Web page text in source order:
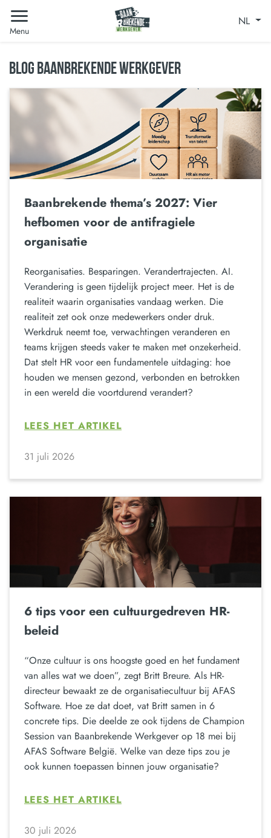
Menu
NL
BLOG BAANBREKENDE WERKGEVER
Baanbrekende thema’s 2027: Vier
hefbomen voor de antifragiele
organisatie
Reorganisaties. Besparingen. Verandertrajecten. AI.
Verandering is geen tijdelijk project meer. Het is de
realiteit waarin organisaties vandaag werken. Die
realiteit zet ook onze medewerkers onder druk.
Werkdruk neemt toe, verwachtingen veranderen en
teams krijgen steeds vaker te maken met onzekerheid.
Dat stelt HR voor een fundamentele uitdaging: hoe
houden we mensen gezond, verbonden en betrokken
in een wereld die voortdurend verandert?
LEES HET ARTIKEL
31 juli 2026
6 tips voor een cultuurgedreven HR-
beleid
“Onze cultuur is ons hoogste goed en het fundament
van alles wat we doen”, zegt Britt Breure. Als HR-
directeur bewaakt ze de organisatiecultuur bij AFAS
Software. Hoe ze dat doet, vat Britt samen in 6
concrete tips. Die deelde ze ook tijdens de Champion
Session van Baanbrekende Werkgever op 18 mei bij
AFAS Software België. Welke van deze tips zou je
ook kunnen toepassen binnen jouw organisatie?
LEES HET ARTIKEL
30 juli 2026